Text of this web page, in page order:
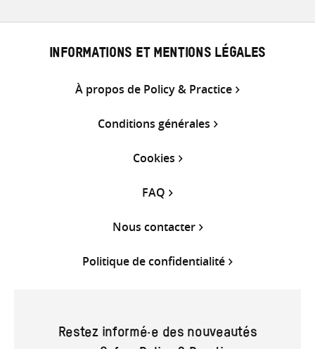
INFORMATIONS ET MENTIONS LÉGALES
À propos de Policy & Practice
Conditions générales
Cookies
FAQ
Nous contacter
Politique de confidentialité
Restez informé·e des nouveautés